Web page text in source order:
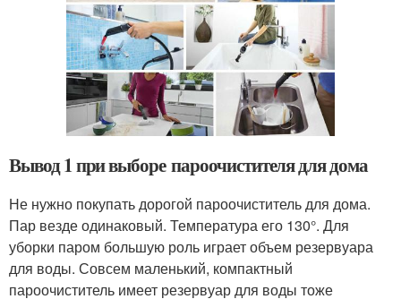
Вывод 1 при выборе пароочистителя для дома
Не нужно покупать дорогой пароочиститель для дома.
Пар везде одинаковый. Температура его 130°. Для
уборки паром большую роль играет объем резервуара
для воды. Совсем маленький, компактный
пароочиститель имеет резервуар для воды тоже